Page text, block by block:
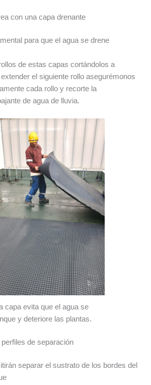
con una capa drenante
para que el agua se drene
de estas capas cortándolos a
el siguiente rollo asegurémonos
cada rollo y recorte la
de agua de lluvia.
capa evita que el agua se
y deteriore las plantas.
de separación
separar el sustrato de los bordes del